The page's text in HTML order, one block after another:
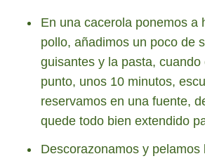
En una cacerola ponemos a
pollo, añadimos un poco de
guisantes y la pasta, cuando
punto, unos 10 minutos,
reservamos en una fuente,
quede todo bien extendido
Descorazonamos y pelamos